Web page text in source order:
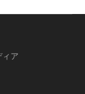
ア